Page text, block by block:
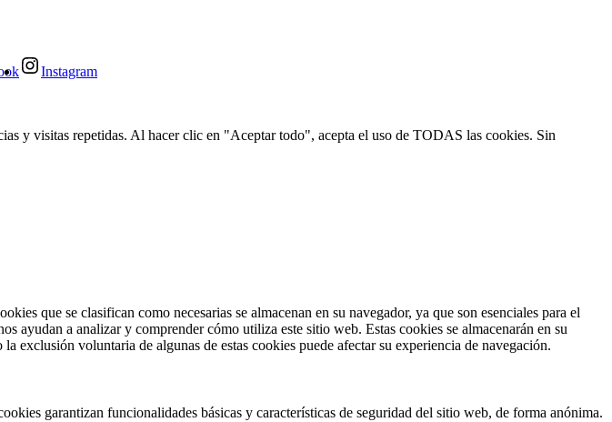
Instagram
y visitas repetidas. Al hacer clic en "Aceptar todo", acepta el uso de TODAS las cookies. Sin
que se clasifican como necesarias se almacenan en su navegador, ya que son esenciales para el
ayudan a analizar y comprender cómo utiliza este sitio web. Estas cookies se almacenarán en su
exclusión voluntaria de algunas de estas cookies puede afectar su experiencia de navegación.
garantizan funcionalidades básicas y características de seguridad del sitio web, de forma anónima.